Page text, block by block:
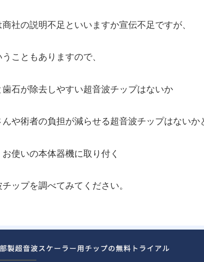
商社の説明不足といいますか宣伝不足ですが、
うこともありますので、
歯石が除去しやすい超音波チップはないか
んや術者の負担が減らせる超音波チップはないか
使いの本体器機に取り付く
ップを調べてみてください。